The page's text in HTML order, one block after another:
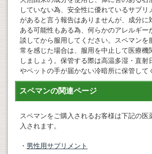
していない為、安全性に優れているサプリ
があると言う報告はありませんが、成分に
ある可能性もある為、何らかのアレルギー
談してから服用してください。スペマンを
常を感じた場合は、服用を中止して医療機
しましょう。保管する際は高温多湿・直射
やペットの手が届かない冷暗所に保管して
スペマンの関連ページ
スペマンをご購入されるお客様は下記の医
入されます。
・ 男性用サプリメント